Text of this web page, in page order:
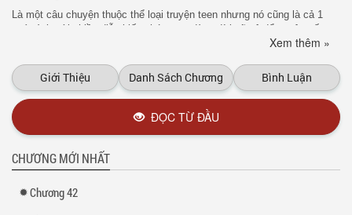
Là một câu chuyện thuộc thể loại truyện teen nhưng nó cũng là cả 1
quá trình với nhiều diễn biến phức tạp, dòng đời sẽ xô đẩy cuộc sống
Xem thêm tại :Kho truyện
Xem thêm »
Giới Thiệu Danh Sách Chương Bình Luận
ĐỌC TỪ ĐẦU
CHƯƠNG MỚI NHẤT
Chương 42